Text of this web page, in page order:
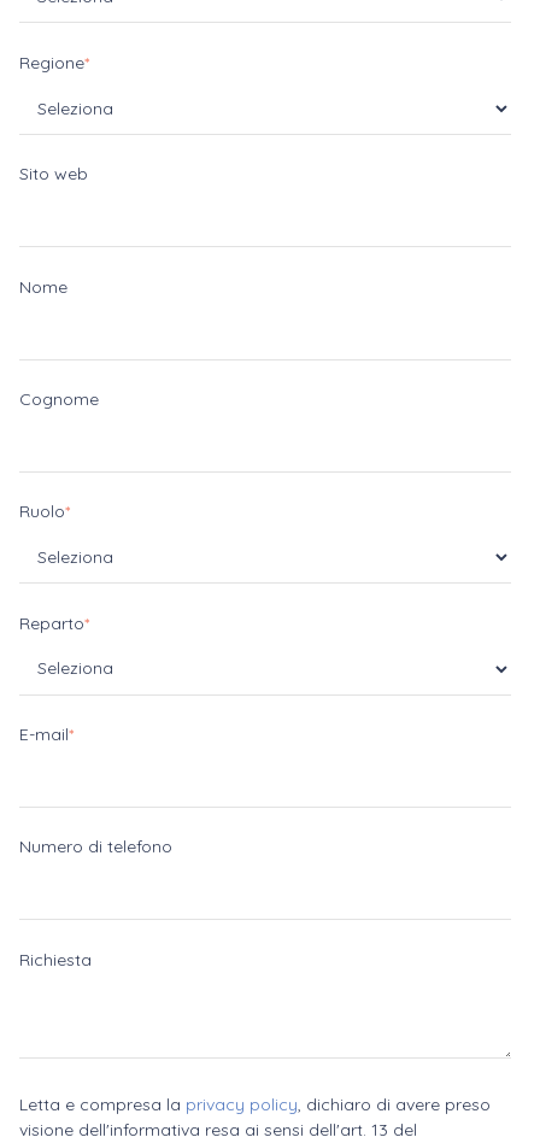
Regione*
Sito web
Nome
Cognome
Ruolo*
Reparto*
E-mail*
Numero di telefono
Richiesta
Letta e compresa la privacy policy, dichiaro di avere preso
visione dell'informativa resa ai sensi dell'art. 13 del